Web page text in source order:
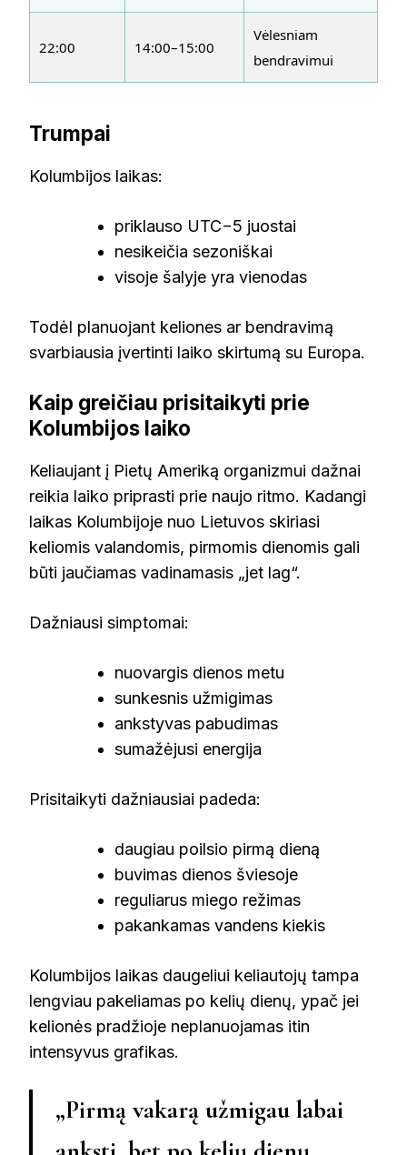
22:00 14:00–15:00
Vėlesniam
bendravimui
Trumpai
Kolumbijos laikas:
priklauso UTC−5 juostai
nesikeičia sezoniškai
visoje šalyje yra vienodas
Todėl planuojant keliones ar bendravimą
svarbiausia įvertinti laiko skirtumą su Europa.
Kaip greičiau prisitaikyti prie
Kolumbijos laiko
Keliaujant į Pietų Ameriką organizmui dažnai
reikia laiko priprasti prie naujo ritmo. Kadangi
laikas Kolumbijoje nuo Lietuvos skiriasi
keliomis valandomis, pirmomis dienomis gali
būti jaučiamas vadinamasis „jet lag“.
Dažniausi simptomai:
nuovargis dienos metu
sunkesnis užmigimas
ankstyvas pabudimas
sumažėjusi energija
Prisitaikyti dažniausiai padeda:
daugiau poilsio pirmą dieną
buvimas dienos šviesoje
reguliarus miego režimas
pakankamas vandens kiekis
Kolumbijos laikas daugeliui keliautojų tampa
lengviau pakeliamas po kelių dienų, ypač jei
kelionės pradžioje neplanuojamas itin
intensyvus grafikas.
„Pirmą vakarą užmigau labai